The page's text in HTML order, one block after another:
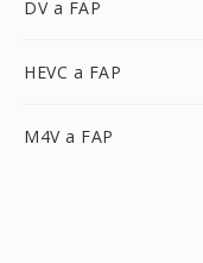
DV a FAP
HEVC a FAP
M4V a FAP